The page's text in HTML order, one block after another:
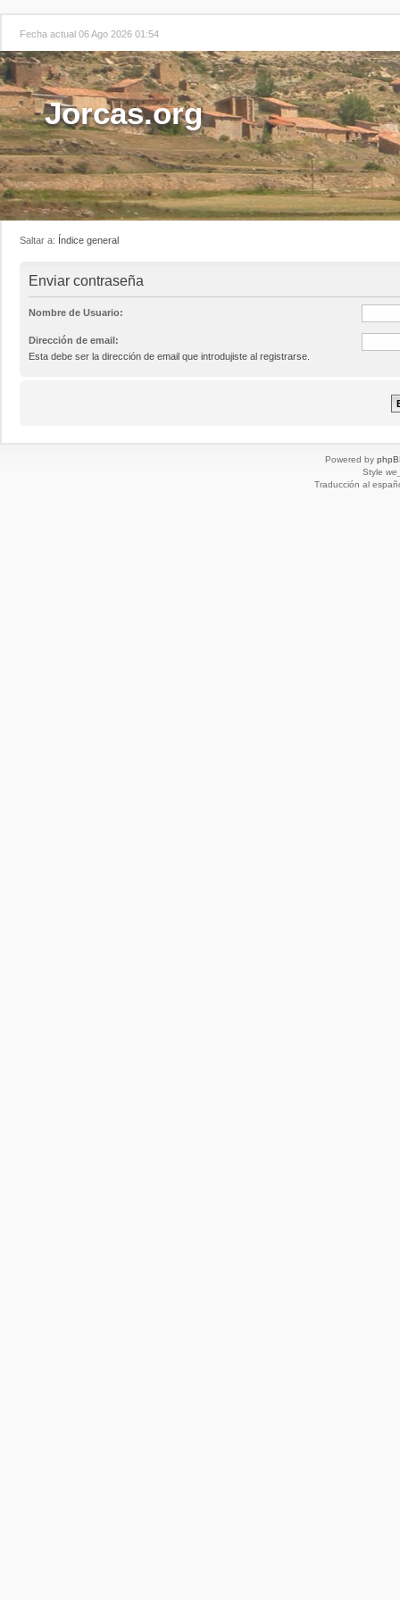
Fecha actual 06 Ago 2026 01:54
Jorcas.org
Saltar a: Índice general
Enviar contraseña
Nombre de Usuario:
Dirección de email:
Esta debe ser la dirección de email que introdujiste al registrarse.
Powered by
Style
Traducción al